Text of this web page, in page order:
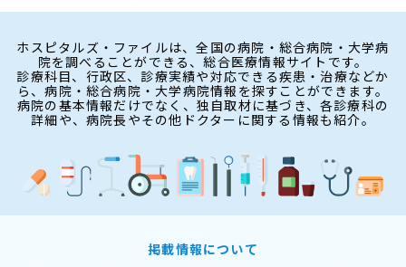
ホスピタルズ・ファイルは、全国の病院・総合病院・大学病
院を調べることができる、総合医療情報サイトです。
診療科目、行政区、診療実績や対応できる疾患・治療などか
ら、病院・総合病院・大学病院情報を探すことができます。
病院の基本情報だけでなく、独自取材に基づき、各診療科の
詳細や、病院長やその他ドクターに関する情報も紹介。
掲載情報について